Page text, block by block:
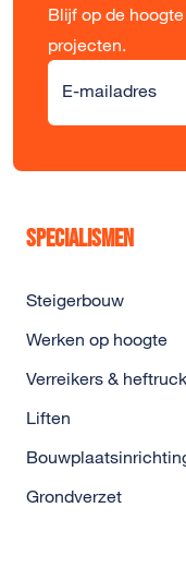
Blijf op de
projecten.
E-mailadres
Specialismen
Steigerbouw
Werken op hoogte
Verreikers &
Liften
Grondverzet